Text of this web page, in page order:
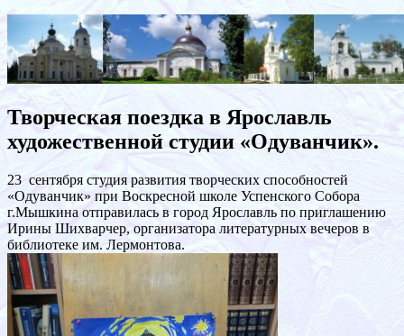
Творческая поездка в Ярославль
художественной студии «Одуванчик».
23 сентября студия развития творческих способностей
«Одуванчик» при Воскресной школе Успенского Собора
г.Мышкина отправилась в город Ярославль по приглашению
Ирины Шихварчер, организатора литературных вечеров в
библиотеке им. Лермонтова.